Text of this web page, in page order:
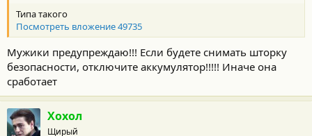
Типа такого
Посмотреть вложение 49735
Мужики предупреждаю!!! Если будете снимать шторку
безопасности, отключите аккумулятор!!!!! Иначе она
сработает
Хохол
Щирый